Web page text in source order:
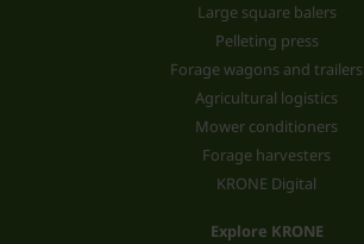
Large square balers
Pelleting press
Forage wagons and trailers
Agricultural logistics
Mower conditioners
Forage harvesters
KRONE Digital
Explore KRONE